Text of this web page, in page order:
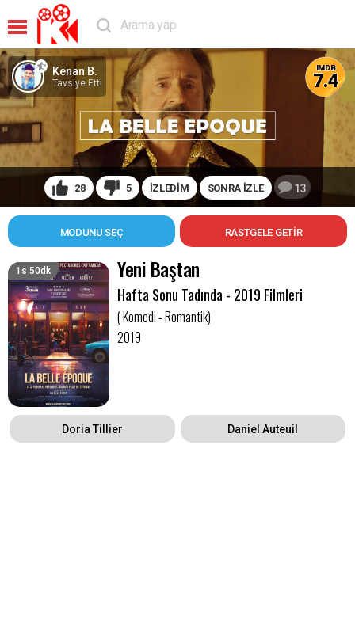
28 5 İZLEDİM SONRA İZLE 13
Kenan B.
Tavsiye Etti
MODUNU SEÇ
1s 50dk
IMDB
7.4
Yeni Baştan
Hafta Sonu Tadında - 2019 Filmleri
( Komedi - Romantik)
2019
Doria Tillier Daniel Auteuil